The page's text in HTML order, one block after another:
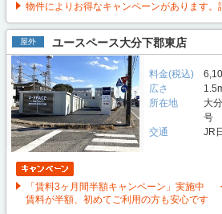
物件によりお得なキャンペーンがあります。
屋外 ユースペース大分下郡東店
料金(税込)
広さ
所在地
大
号
交通
JR
「賃料3ヶ月間半額キャンペーン」実施中
賃料が半額、初めてご利用の方も安心です